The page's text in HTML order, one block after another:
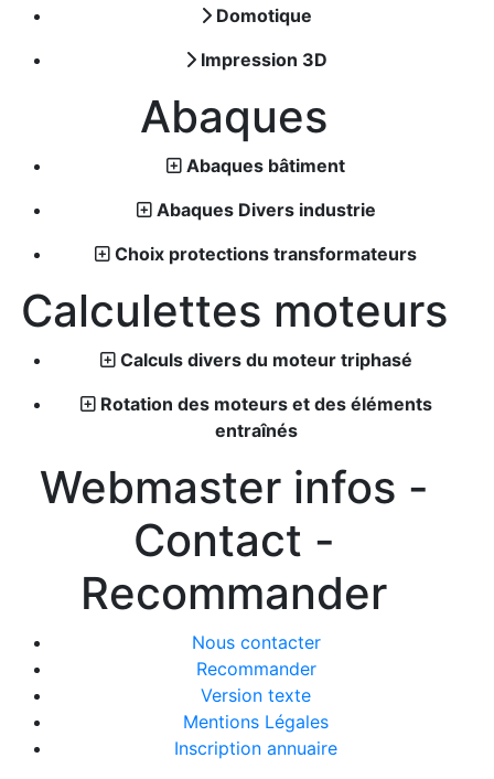
Domotique
Impression 3D
Abaques
Abaques bâtiment
Abaques Divers industrie
Choix protections transformateurs
Calculettes moteurs
Calculs divers du moteur triphasé
Rotation des moteurs et des éléments
entraînés
Webmaster infos -
Contact -
Recommander
Nous contacter
Recommander
Version texte
Mentions Légales
Inscription annuaire